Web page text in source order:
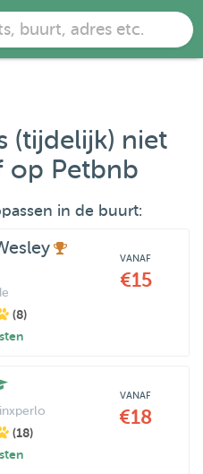
buurt, adres etc.
(tijdelijk) niet
op Petbnb
in de buurt:
(8)
VANAF
€15
(18)
VANAF
€18